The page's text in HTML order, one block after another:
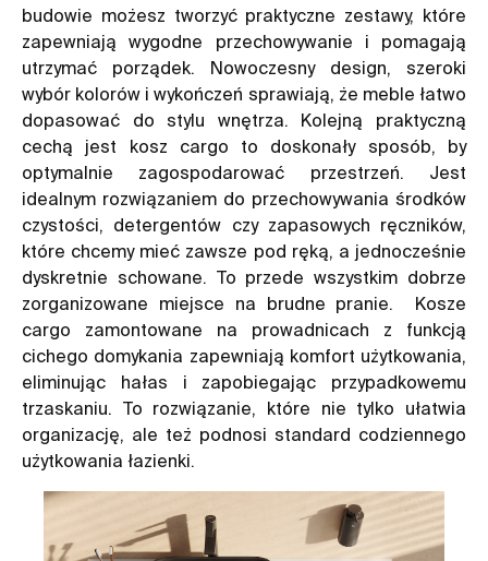
budowie możesz tworzyć praktyczne zestawy, które
zapewniają wygodne przechowywanie i pomagają
utrzymać porządek. Nowoczesny design, szeroki
wybór kolorów i wykończeń sprawiają, że meble łatwo
dopasować do stylu wnętrza. Kolejną praktyczną
cechą jest kosz cargo to doskonały sposób, by
optymalnie zagospodarować przestrzeń. Jest
idealnym rozwiązaniem do przechowywania środków
czystości, detergentów czy zapasowych ręczników,
które chcemy mieć zawsze pod ręką, a jednocześnie
dyskretnie schowane. To przede wszystkim dobrze
zorganizowane miejsce na brudne pranie. Kosze
cargo zamontowane na prowadnicach z funkcją
cichego domykania zapewniają komfort użytkowania,
eliminując hałas i zapobiegając przypadkowemu
trzaskaniu. To rozwiązanie, które nie tylko ułatwia
organizację, ale też podnosi standard codziennego
użytkowania łazienki.